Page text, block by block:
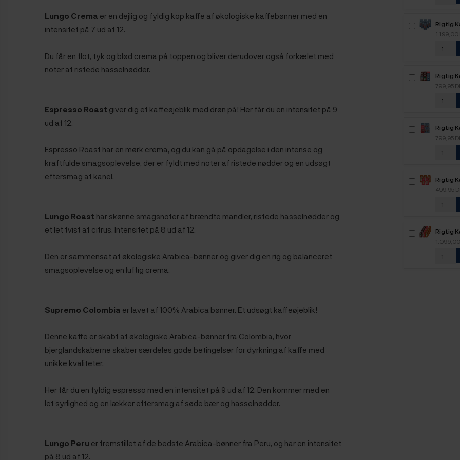
Lungo Crema er en dejlig og fyldig kop kaffe af økologiske kaffebønner med en
intensitet på 7 ud af 12.
Du får en flot, tyk og blød crema på toppen og bliver derudover også forkælet med
noter af ristede hasselnødder.
Espresso Roast giver dig et kaffeøjeblik med drøn på! Her får du en intensitet på 9
ud af 12.
Espresso Roast har en mørk crema, og du kan gå på opdagelse i den intense og
kraftfulde smagsoplevelse, der er fyldt med noter af ristede nødder og en udsøgt
eftersmag af kanel.
Lungo Roast har skønne smagsnoter af brændte mandler, ristede hasselnødder og
et let tvist af citrus. Intensitet på 8 ud af 12.
Den er sammensat af økologiske Arabica-bønner og giver dig en rig og balanceret
smagsoplevelse og en luftig crema.
Supremo Colombia er lavet af 100% Arabica bønner. Et udsøgt kaffeøjeblik!
Denne kaffe er skabt af økologiske Arabica-bønner fra Colombia, hvor
bjerglandskaberne skaber særdeles gode betingelser for dyrkning af kaffe med
unikke kvaliteter.
Her får du en fyldig espresso med en intensitet på 9 ud af 12. Den kommer med en
let syrlighed og en lækker eftersmag af søde bær og hasselnødder.
Lungo Peru er fremstillet af de bedste Arabica-bønner fra Peru, og har en intensitet
på 8 ud af 12.
Rigtig
6kg
1.199,00
Rigtig
Crema
Hele
799,95
Rigtig
4kg
799,95
Rigtig
2,2kg
499,95
Rigtig
5,2kg